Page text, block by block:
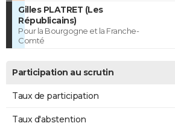
Gilles PLATRET (Les
Républicains)
Pour la Bourgogne et la Franche-
Comté
Participation au scrutin
Taux de participation
Taux d'abstention